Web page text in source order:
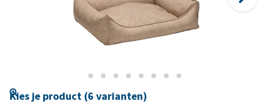
Kies je product (6 varianten)